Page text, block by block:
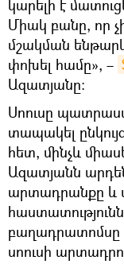
կարելի է
Միակ բանը, որ
մշակման
փոխել համը», –
Ազատյանը։
Սոուսը
տապակել
հետ, մինչև
Ազատյանն
արտադրանքը և
բաղադրատոմսը
սոուսի